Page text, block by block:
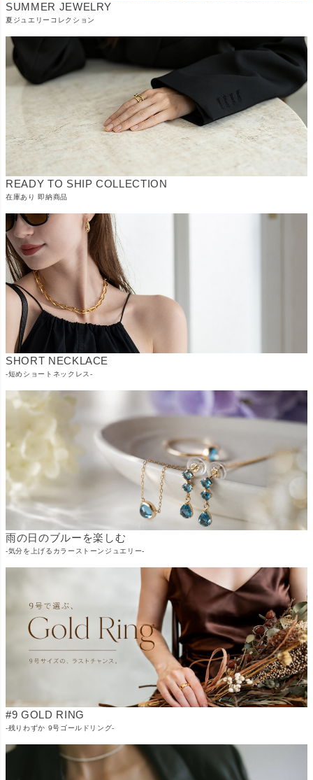
SUMMER JEWELRY
夏ジュエリーコレクション
READY TO SHIP COLLECTION
在庫あり 即納商品
SHORT NECKLACE
-短めショートネックレス-
雨の日のブルーを楽しむ
-気分を上げるカラーストーンジュエリー-
#9 GOLD RING
-残りわずか 9号ゴールドリング-